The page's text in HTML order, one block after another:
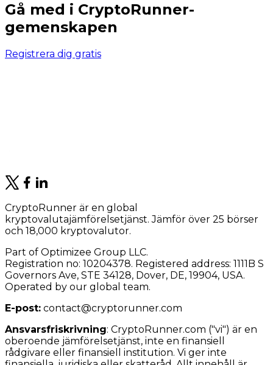
Gå med i CryptoRunner-
gemenskapen
Registrera dig gratis
CryptoRunner är en global
kryptovalutajämförelsetjänst. Jämför över 25 börser
och 18,000 kryptovalutor.
Part of Optimizee Group LLC.
Registration no: 10204378. Registered address: 1111B S
Governors Ave, STE 34128, Dover, DE, 19904, USA.
Operated by our global team.
E-post: contact@cryptorunner.com
Ansvarsfriskrivning: CryptoRunner.com ("vi") är en
oberoende jämförelsetjänst, inte en finansiell
rådgivare eller finansiell institution. Vi ger inte